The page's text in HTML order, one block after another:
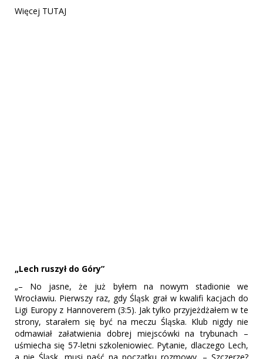
Więcej TUTAJ
„Lech ruszył do Góry”
„– No jasne, że już byłem na nowym stadionie we
Wrocławiu. Pierwszy raz, gdy Śląsk grał w kwalifi kacjach do
Ligi Europy z Hannoverem (3:5). Jak tylko przyjeżdżałem w te
strony, starałem się być na meczu Śląska. Klub nigdy nie
odmawiał załatwienia dobrej miejscówki na trybunach –
uśmiecha się 57-letni szkoleniowiec. Pytanie, dlaczego Lech,